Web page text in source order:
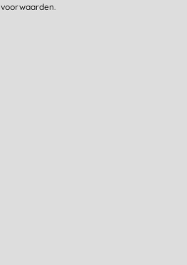
3-11-2020
voorwaarden.